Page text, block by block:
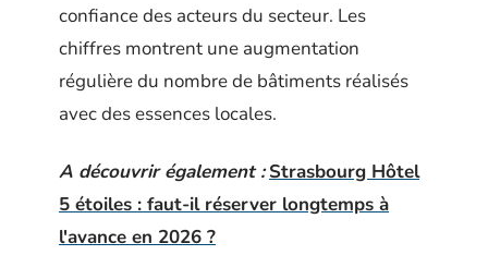
confiance des acteurs du secteur. Les
chiffres montrent une augmentation
régulière du nombre de bâtiments réalisés
avec des essences locales.
A découvrir également : Strasbourg Hôtel
5 étoiles : faut-il réserver longtemps à
l'avance en 2026 ?